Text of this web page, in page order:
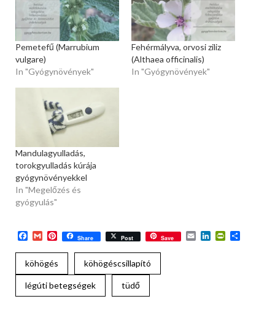
Pemetefű (Marrubium
vulgare)
In "Gyógynövények"
Fehérmályva, orvosi ziliz
(Althaea officinalis)
In "Gyógynövények"
Mandulagyulladás,
torokgyulladás kúrája
gyógynövényekkel
In "Megelőzés és
gyógyulás"
Facebook
GmailPinterest
Share Post Save EmailLinkedIn
köhögés köhögéscsillapító
légúti betegségek tüdő